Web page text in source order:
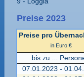
Preise 2023
Preise pro
in Euro €
bis zu ...
07.01.2023 -